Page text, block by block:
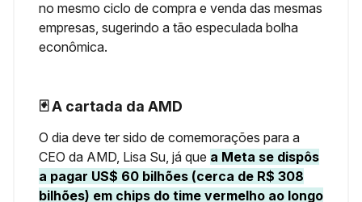
no mesmo ciclo de compra e venda das mesmas
empresas, sugerindo a tão especulada bolha
econômica.
🃏 A cartada da AMD
O dia deve ter sido de comemorações para a
CEO da AMD, Lisa Su, já que a Meta se dispôs
a pagar US$ 60 bilhões (cerca de R$ 308
bilhões) em chips do time vermelho ao longo